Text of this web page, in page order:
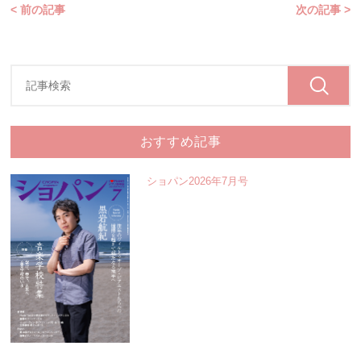
< 前の記事 次の記事 >
おすすめ記事
ショパン2026年7月号